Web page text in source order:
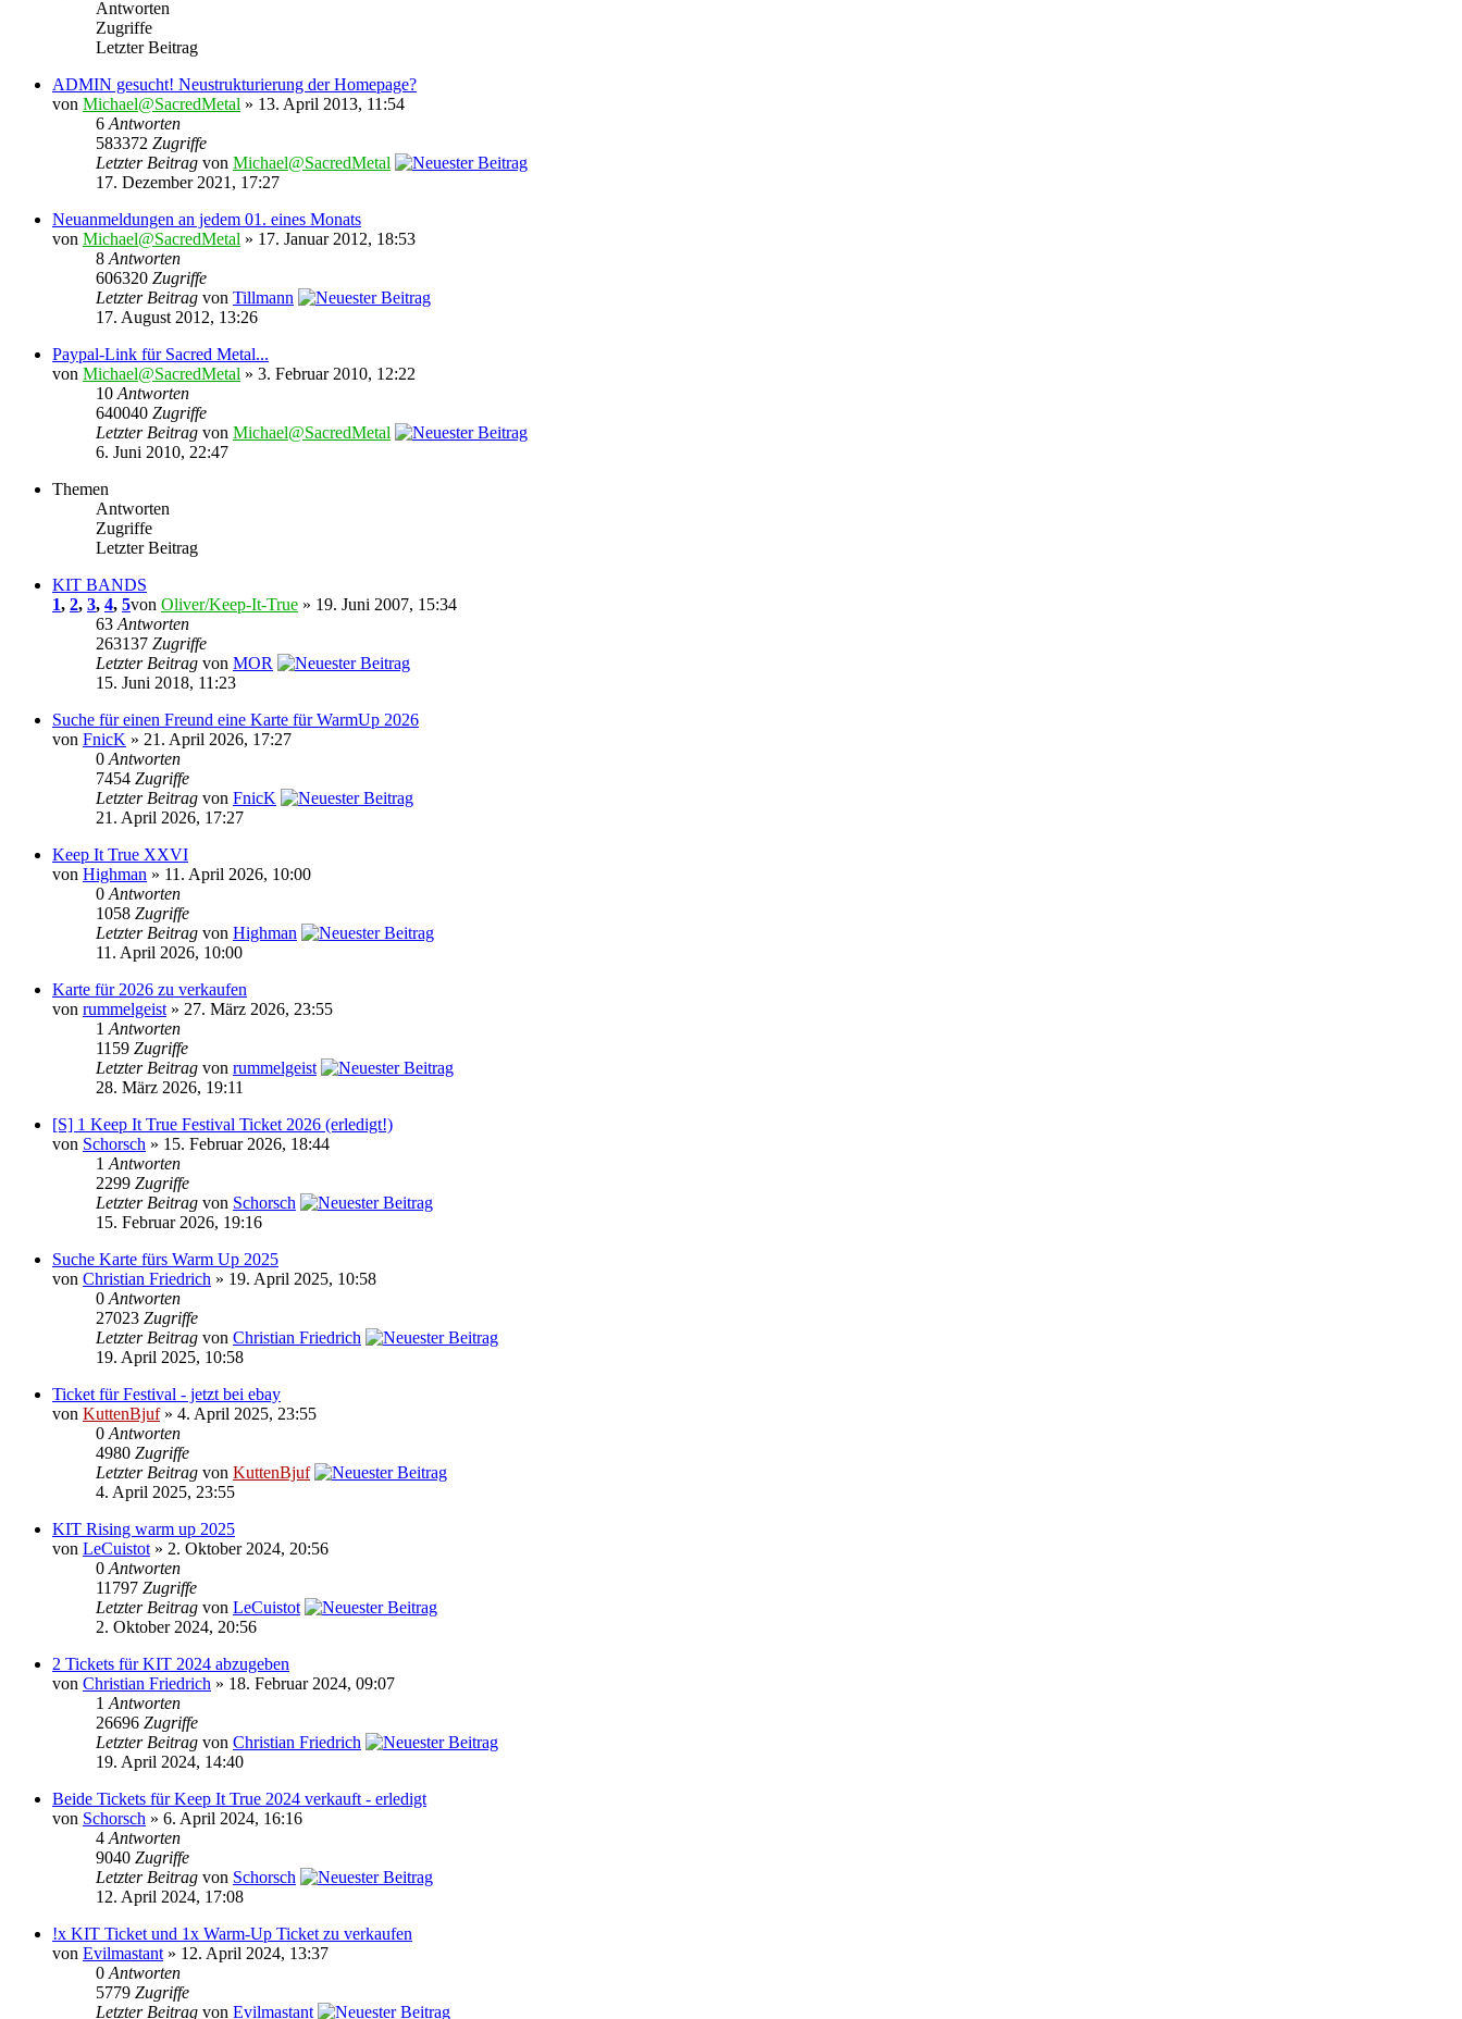
Antworten
Zugriffe
Letzter Beitrag
ADMIN gesucht! Neustrukturierung der Homepage?
von Michael@SacredMetal » 13. April 2013, 11:54
6 Antworten
583372 Zugriffe
Letzter Beitrag von Michael@SacredMetal
17. Dezember 2021, 17:27
Neuanmeldungen an jedem 01. eines Monats
von Michael@SacredMetal » 17. Januar 2012, 18:53
8 Antworten
606320 Zugriffe
Letzter Beitrag von Tillmann
17. August 2012, 13:26
Paypal-Link für Sacred Metal...
von Michael@SacredMetal » 3. Februar 2010, 12:22
10 Antworten
640040 Zugriffe
Letzter Beitrag von Michael@SacredMetal
6. Juni 2010, 22:47
Themen
Antworten
Zugriffe
Letzter Beitrag
KIT BANDS
1, 2, 3, 4, 5von Oliver/Keep-It-True » 19. Juni 2007, 15:34
63 Antworten
263137 Zugriffe
Letzter Beitrag von MOR
15. Juni 2018, 11:23
Suche für einen Freund eine Karte für WarmUp 2026
von FnicK » 21. April 2026, 17:27
0 Antworten
7454 Zugriffe
Letzter Beitrag von FnicK
21. April 2026, 17:27
Keep It True XXVI
von Highman » 11. April 2026, 10:00
0 Antworten
1058 Zugriffe
Letzter Beitrag von Highman
11. April 2026, 10:00
Karte für 2026 zu verkaufen
von rummelgeist » 27. März 2026, 23:55
1 Antworten
1159 Zugriffe
Letzter Beitrag von rummelgeist
28. März 2026, 19:11
[S] 1 Keep It True Festival Ticket 2026 (erledigt!)
von Schorsch » 15. Februar 2026, 18:44
1 Antworten
2299 Zugriffe
Letzter Beitrag von Schorsch
15. Februar 2026, 19:16
Suche Karte fürs Warm Up 2025
von Christian Friedrich » 19. April 2025, 10:58
0 Antworten
27023 Zugriffe
Letzter Beitrag von Christian Friedrich
19. April 2025, 10:58
Ticket für Festival - jetzt bei ebay
von KuttenBjuf» 4. April 2025, 23:55
0 Antworten
4980 Zugriffe
Letzter Beitrag von KuttenBjuf
4. April 2025, 23:55
KIT Rising warm up 2025
von LeCuistot » 2. Oktober 2024, 20:56
0 Antworten
11797 Zugriffe
Letzter Beitrag von LeCuistot
2. Oktober 2024, 20:56
2 Tickets für KIT 2024 abzugeben
von Christian Friedrich » 18. Februar 2024, 09:07
1 Antworten
26696 Zugriffe
Letzter Beitrag von Christian Friedrich
19. April 2024, 14:40
Beide Tickets für Keep It True 2024 verkauft - erledigt
von Schorsch » 6. April 2024, 16:16
4 Antworten
9040 Zugriffe
Letzter Beitrag von Schorsch
12. April 2024, 17:08
!x KIT Ticket und 1x Warm-Up Ticket zu verkaufen
von Evilmastant » 12. April 2024, 13:37
0 Antworten
5779 Zugriffe
Letzter Beitrag von Evilmastant